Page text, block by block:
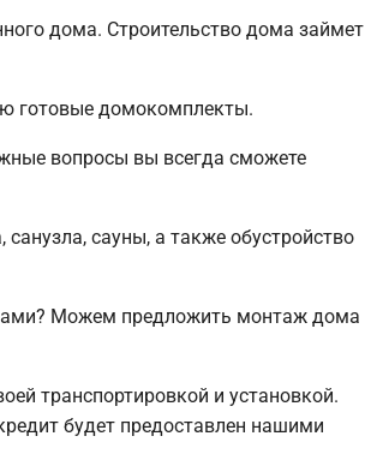
дома. Строительство дома займет
готовые домокомплекты.
вопросы вы всегда сможете
сауны, а также обустройство
Можем предложить монтаж дома
транспортировкой и установкой.
будет предоставлен нашими